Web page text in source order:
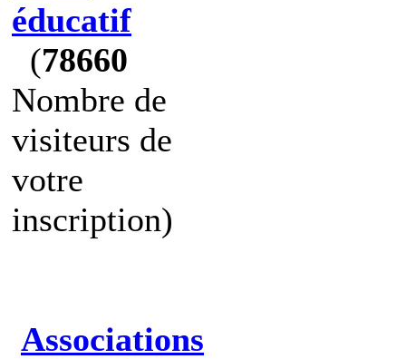
éducatif
(78660
Nombre de
visiteurs de
votre
inscription)
Associations